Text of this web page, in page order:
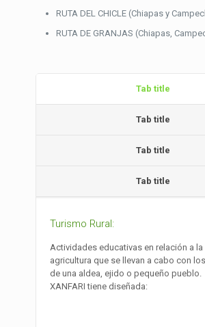
RUTA DEL CHICLE (Chiapas y
RUTA DE GRANJAS (Chiapas,
Tab title
Tab title
Tab title
Tab title
Turismo Rural:
Actividades educativas en relación a la
agricultura que se llevan a cabo con
de una aldea, ejido o pequeño pueblo.
XANFARI tiene diseñada: